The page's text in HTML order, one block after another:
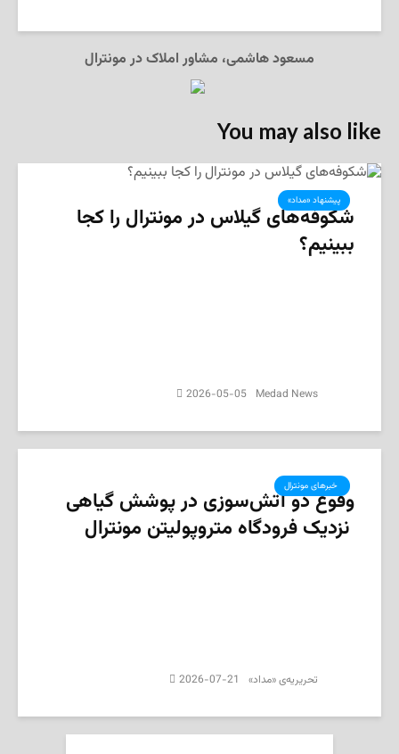
مسعود هاشمی، مشاور املاک در مونترال
You may also like
پیشنهاد «مداد»
شکوفه‌های گیلاس در مونترال را کجا
ببینیم؟
2026-05-05
‌ خبرهای مونترال
وقوع دو آتش‌سوزی در پوشش گیاهی
نزدیک فرودگاه متروپولیتن مونترال
تحریریه‌ی «مداد» 2026-07-21